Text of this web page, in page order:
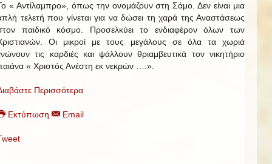
« Αντίλαμπρο», όπως την ονομάζουν στη Σάμο. Δεν είναι μια
τελετή που γίνεται για να δώσει τη χαρά της Αναστάσεως
παιδικό κόσμο. Προσελκύει το ενδιαφέρον όλων των
Οι μικροί με τους μεγάλους σε όλα τα χωριά
τις καρδιές και ψάλλουν θριαμβευτικά τον νικητήριο
« Χριστός Ανέστη εκ νεκρών ….».
Περισσότερα
Εκτύπωση Email